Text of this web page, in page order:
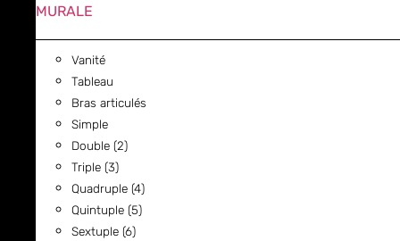
MURALE
Vanité
Tableau
Bras articulés
Simple
Double (2)
Triple (3)
Quadruple (4)
Quintuple (5)
Sextuple (6)